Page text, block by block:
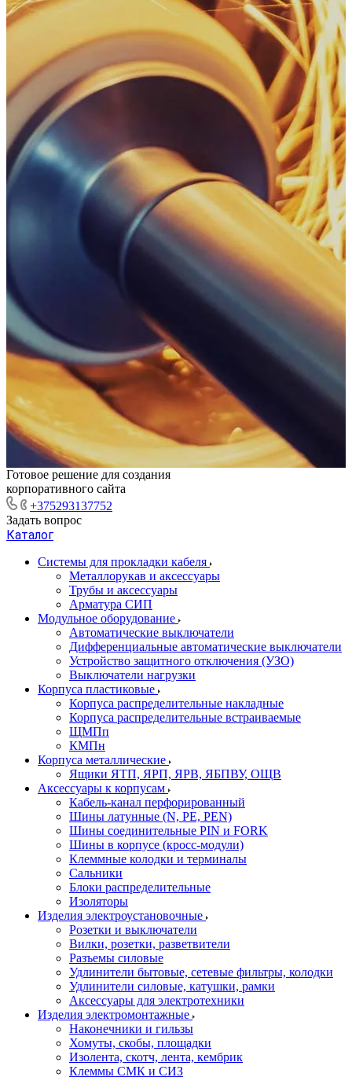
Готовое решение для создания
корпоративного сайта
+375293137752
Задать вопрос
Каталог
Системы для прокладки кабеля
Металлорукав и аксессуары
Трубы и аксессуары
Арматура СИП
Модульное оборудование
Автоматические выключатели
Дифференциальные автоматические выключатели
Устройство защитного отключения (УЗО)
Выключатели нагрузки
Корпуса пластиковые
Корпуса распределительные накладные
Корпуса распределительные встраиваемые
ЩМПп
КМПн
Корпуса металлические
Ящики ЯТП, ЯРП, ЯРВ, ЯБПВУ, ОЩВ
Аксессуары к корпусам
Кабель-канал перфорированный
Шины латунные (N, PE, PEN)
Шины соединительные PIN и FORK
Шины в корпусе (кросс-модули)
Клеммные колодки и терминалы
Сальники
Блоки распределительные
Изоляторы
Изделия электроустановочные
Розетки и выключатели
Вилки, розетки, разветвители
Разъемы силовые
Удлинители бытовые, сетевые фильтры, колодки
Удлинители силовые, катушки, рамки
Аксессуары для электротехники
Изделия электромонтажные
Наконечники и гильзы
Хомуты, скобы, площадки
Изолента, скотч, лента, кембрик
Клеммы СМК и СИЗ